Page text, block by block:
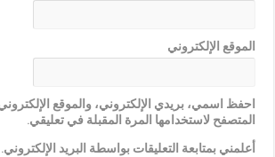
الموقع الإلكتروني
احفظ اسمي، بريدي الإلكتروني، والموقع
المتصفح لاستخدامها المرة المقبلة في تعليقي.
أعلمني بمتابعة التعليقات بواسطة البريد الإلكتروني.